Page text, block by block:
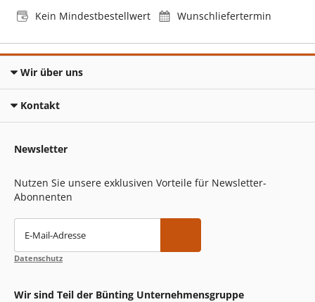
Kein Mindestbestellwert
Wunschliefertermin
Wir über uns
Kontakt
Newsletter
Nutzen Sie unsere exklusiven Vorteile für Newsletter-
Abonnenten
E-Mail-Adresse
Datenschutz
Wir sind Teil der Bünting Unternehmensgruppe